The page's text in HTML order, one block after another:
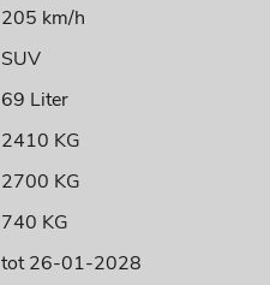
205 km/h
SUV
69 Liter
2410 KG
2700 KG
740 KG
tot 26-01-2028